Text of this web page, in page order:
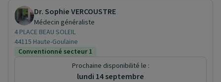
Dr. Sophie VERCOUSTRE
Médecin généraliste
4 PLACE BEAU SOLEIL
44115 Haute-Goulaine
Conventionné secteur 1
Prochaine disponibilité le :
lundi 14 septembre